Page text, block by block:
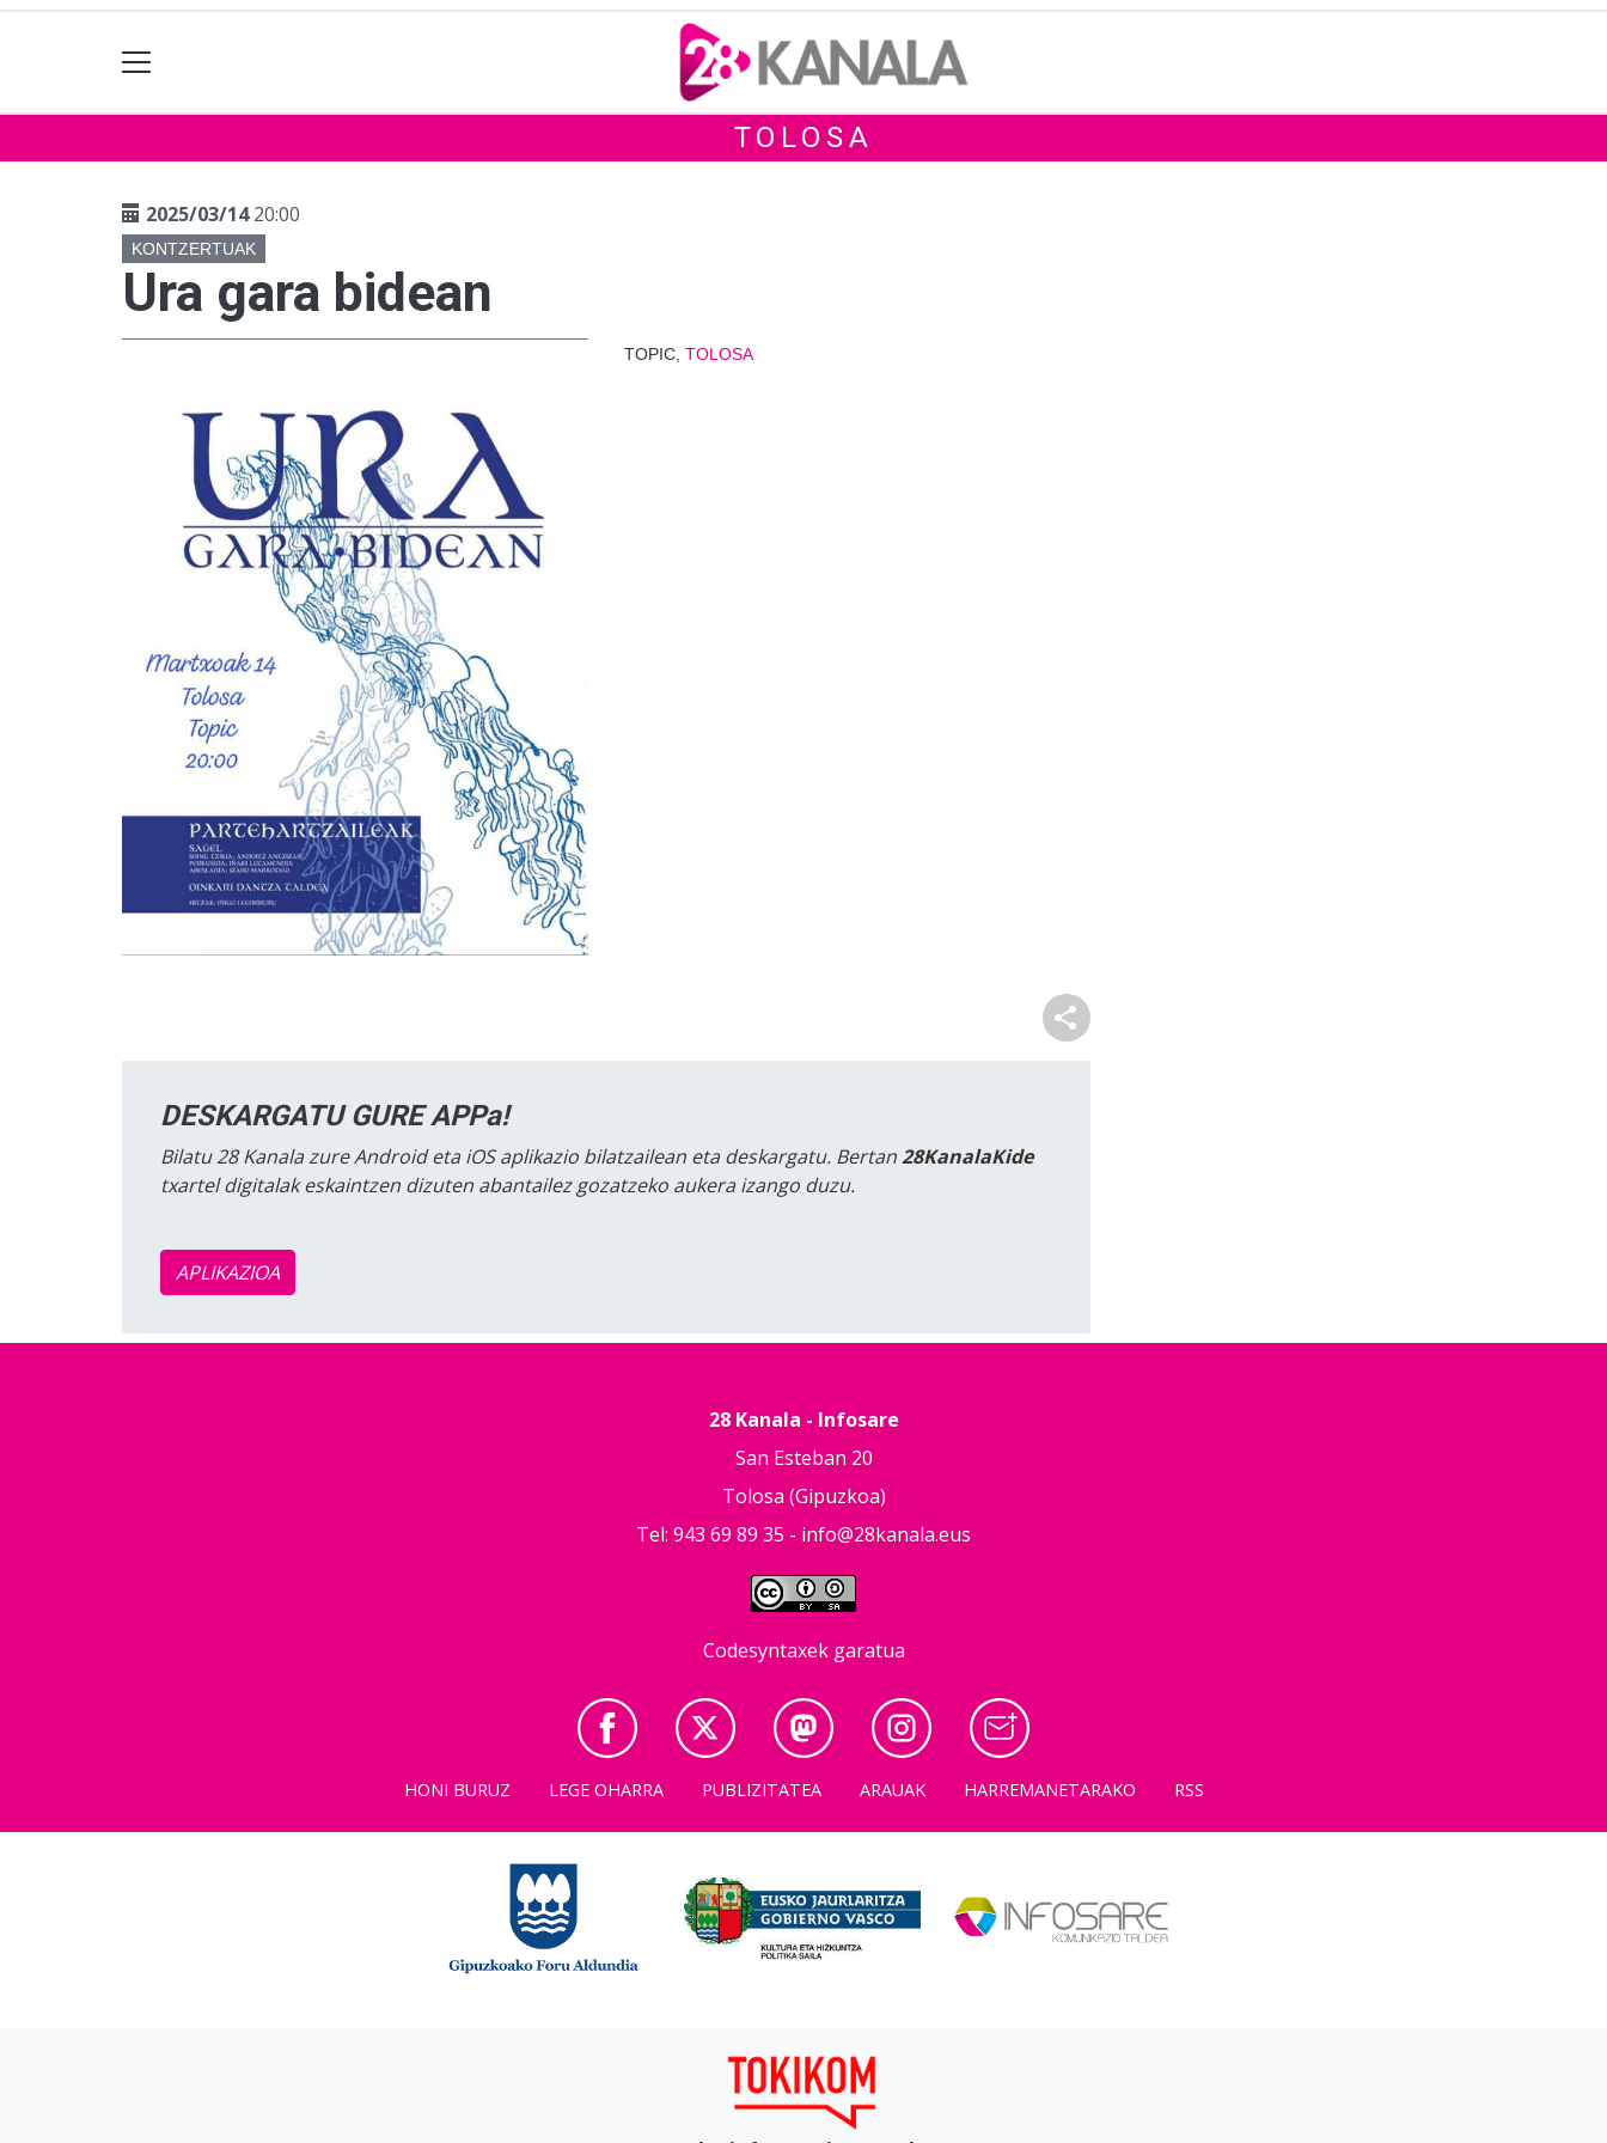
TOLOSA
2025/03/1420:00
KONTZERTUAK
Ura gara bidean
TOPIC, TOLOSA
DESKARGATU GURE APPa!
Bilatu 28 Kanala zure Android eta iOS aplikazio bilatzailean eta deskargatu. Bertan28KanalaKide
txartel digitalak eskaintzen dizuten abantailez gozatzeko aukera izango duzu.
APLIKAZIOA
28 Kanala - Infosare
San Esteban 20
Tolosa (Gipuzkoa)
Tel: 943 69 89 35 - info@28kanala.eus
Codesyntaxek garatua
HONI BURUZ LEGE OHARRA PUBLIZITATEA ARAUAK HARREMANETARAKO RSS